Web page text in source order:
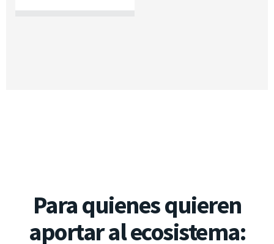
Para quienes quieren
aportar al ecosistema: